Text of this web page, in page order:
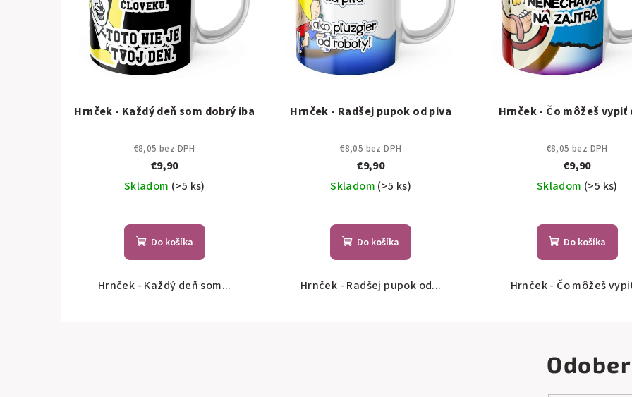
Hrnček - Každý deň som dobrý iba
€8,05 bez DPH
€9,90
Skladom (>5 ks)
Do košíka
Hrnček - Každý deň som...
Hrnček - Radšej pupok od piva
€8,05 bez DPH
€9,90
Skladom (>5 ks)
Do košíka
Hrnček - Radšej pupok od...
Hrnček - Čo môžeš vypiť
€8,05 bez DPH
€9,90
Skladom (>5 ks)
Do košíka
Hrnček - Čo môžeš